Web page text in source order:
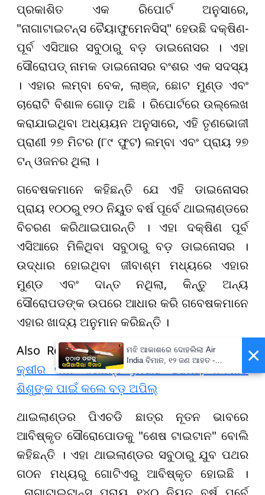
ପ୍ରକାଶିତ ଏକ ରିପୋର୍ଟ ଅନୁସାରେ,
"ନାଗାଟାଇଟନ୍ସ ଚୈୟାଫୁମେନସିସ୍" ହେଉଛି ଦକ୍ଷିଣ-
ପୂର୍ବ ଏସିଆର ସବୁଠାରୁ ବଡ଼ ଡାଇନୋସର । ଏହା
ସୌରୋପଡ୍ ନାମକ ଡାଇନୋସର ବଂଶର ଏକ ସଦସ୍ୟ
। ଏହାର ଲମ୍ବା ବେକ, ଲାଞ୍ଜ, ଛୋଟ ମୁଣ୍ଡ ଏବଂ
ଚାରୋଟି ବିଶାଳ ଗୋଡ଼ ଅଛି । ରିପୋର୍ଟରେ ଉଲ୍ଲେଖ
କରାଯାଇଥିବା ଅଧ୍ୟୟନ ଅନୁସାରେ, ଏହି ତୃଣଭୋଜୀ
ପ୍ରାଣୀ ୨୭ ମିଟର (୮୯ ଫୁଟ) ଲମ୍ବା ଏବଂ ପ୍ରାୟ ୨୭
ଟନ୍ ଓଜନର ଥିଲା ।
ଗବେଷକମାନେ କହିଛନ୍ତି ଯେ ଏହି ଡାଇନୋସର
ପ୍ରାୟ ୧୦୦ରୁ ୧୨୦ ନିୟୁତ ବର୍ଷ ପୂର୍ବେ ଥାଇଲାଣ୍ଡରେ
ବିଚରଣ କରିଥାଇପାରନ୍ତି । ଏହା ଦକ୍ଷିଣ ପୂର୍ବ
ଏସିଆରେ ମିଳିଥିବା ସବୁଠାରୁ ବଡ଼ ଡାଇନୋସର ।
ଉଦ୍ଧାର ହୋଇଥିବା ଜୀବାଶ୍ମ ମଧ୍ୟରେ ଏହାର
ମୁଣ୍ଡ ଏବଂ ଦାନ୍ତ ନଥିଲା, କିନ୍ତୁ ଅନ୍ୟ
ସୌରୋପଡଙ୍କ ଉପରେ ଆଧାର କରି ଗବେଷକମାନେ
ଏହାର ଖାଦ୍ୟ ଅନୁମାନ କରିଛନ୍ତି ।
Also Read:ସନ୍ତାନ ଲାଭ ପରେ ୬୦ ଲିଟର ମା’
କ୍ଷୀର ଦାନ କରିଛନ୍ତି Jwala Gutta, ନବଜାତ
ଶିଶୁଙ୍କ ପାଇଁ କଲେ ବଡ଼ ଅପିଲ୍
ଥାଇଲାଣ୍ଡର ପିଏଚଡି ଛାତ୍ର ନୂତନ ଭାବରେ
ଆବିଷ୍କୃତ ସୌରୋପୋଡକୁ "ଶେଷ ଟାଇଟାନ" ବୋଲି
କହିଛନ୍ତି । ଏହା ଥାଇଲାଣ୍ଡର ସବୁଠାରୁ ଯୁବ ପଥର
ଗଠନ ମଧ୍ୟରୁ ଗୋଟିଏରୁ ଆବିଷ୍କୃତ ହୋଇଛି ।
×
ମଝି ଆକାଶରେ ଦୋହଲିଲା Air
India ବିମାନ, ୧୨ ଜଣ ଆହତ -
PrameyaNews7